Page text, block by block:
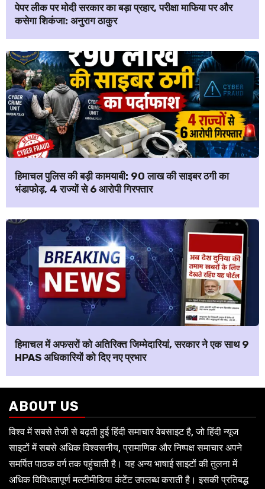
पेपर लीक पर मोदी सरकार का बड़ा प्रहार, परीक्षा माफिया पर और
कसेगा शिकंजा: अनुराग ठाकुर
हिमाचल पुलिस की बड़ी कामयाबी: ₹90 लाख की साइबर ठगी का
भंडाफोड़, 4 राज्यों से 6 आरोपी गिरफ्तार
हिमाचल में अफसरों को अतिरिक्त जिम्मेदारियां, सरकार ने एक साथ 9
HPAS अधिकारियों को दिए नए प्रभार
ABOUT US
विश्व में सबसे तेजी से बढ़ती हुई हिंदी समाचार वेबसाइट है, जो हिंदी न्यूज
साइटों में सबसे अधिक विश्वसनीय, प्रामाणिक और निष्पक्ष समाचार अपने
समर्पित पाठक वर्ग तक पहुंचाती है। यह अन्य भाषाई साइटों की तुलना में
अधिक विविधतापूर्ण मल्टीमीडिया कंटेंट उपलब्ध कराती है। इसकी प्रतिबद्ध